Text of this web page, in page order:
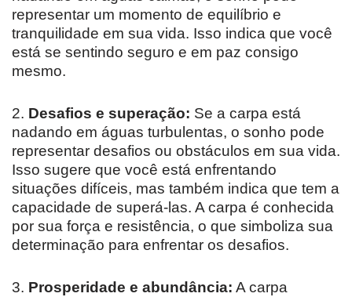
representar um momento de equilíbrio e
tranquilidade em sua vida. Isso indica que você
está se sentindo seguro e em paz consigo
mesmo.
2. Desafios e superação: Se a carpa está
nadando em águas turbulentas, o sonho pode
representar desafios ou obstáculos em sua vida.
Isso sugere que você está enfrentando
situações difíceis, mas também indica que tem a
capacidade de superá-las. A carpa é conhecida
por sua força e resistência, o que simboliza sua
determinação para enfrentar os desafios.
3. Prosperidade e abundância: A carpa